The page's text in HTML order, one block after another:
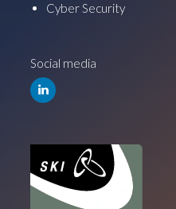
Cyber Security
Social media